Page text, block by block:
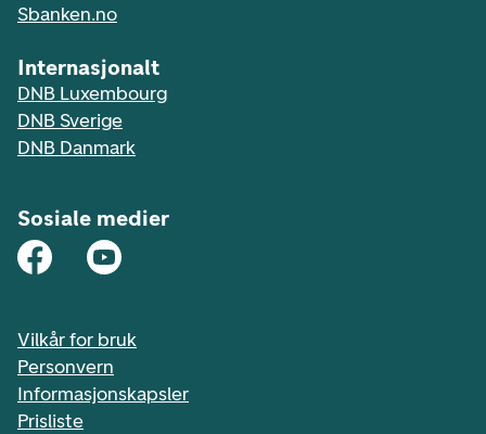
Sbanken.no
Internasjonalt
DNB Luxembourg
DNB Sverige
DNB Danmark
Sosiale medier
Vilkår for bruk
Personvern
Informasjonskapsler
Prisliste